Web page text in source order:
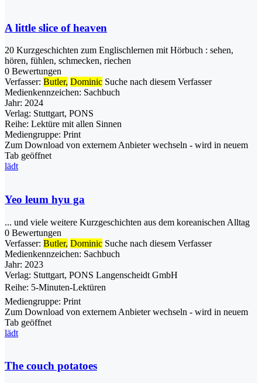
A little slice of heaven
20 Kurzgeschichten zum Englischlernen mit Hörbuch : sehen,
hören, fühlen, schmecken, riechen
0 Bewertungen
Verfasser: Butler, Dominic Suche nach diesem Verfasser
Medienkennzeichen: Sachbuch
Jahr: 2024
Verlag: Stuttgart, PONS
Reihe: Lektüre mit allen Sinnen
Mediengruppe: Print
Zum Download von externem Anbieter wechseln - wird in neuem
Tab geöffnet
lädt
Yeo leum hyu ga
... und viele weitere Kurzgeschichten aus dem koreanischen Alltag
0 Bewertungen
Verfasser: Butler, Dominic Suche nach diesem Verfasser
Medienkennzeichen: Sachbuch
Jahr: 2023
Verlag: Stuttgart, PONS Langenscheidt GmbH
Reihe: 5-Minuten-Lektüren
Mediengruppe: Print
Zum Download von externem Anbieter wechseln - wird in neuem
Tab geöffnet
lädt
The couch potatoes